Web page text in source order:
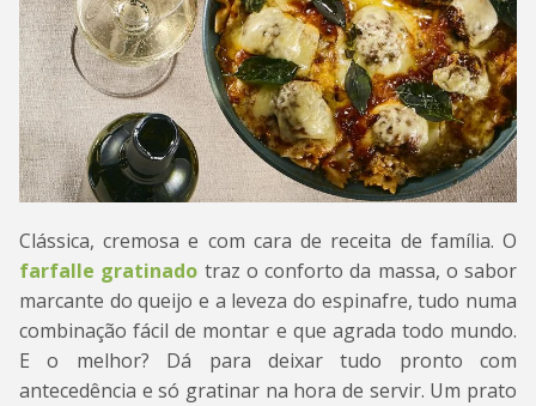
Clássica, cremosa e com cara de receita de família. O
farfalle gratinado traz o conforto da massa, o sabor
marcante do queijo e a leveza do espinafre, tudo numa
combinação fácil de montar e que agrada todo mundo.
E o melhor? Dá para deixar tudo pronto com
antecedência e só gratinar na hora de servir. Um prato